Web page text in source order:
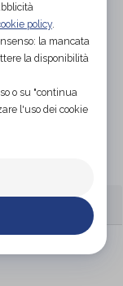
»
palmare,
policy.
la mancata
la disponibilità
o su "continua
l'uso dei cookie